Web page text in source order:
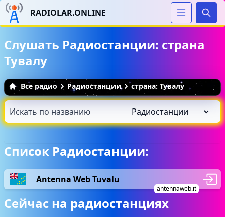
RADIOLAR.ONLINE
Слушать Радиостанции: страна
Тувалу
Все радио Радиостанции страна: Тувалу
Список Радиостанции:
Antenna Web Tuvalu
antennaweb.it
Сейчас на радиостанциях